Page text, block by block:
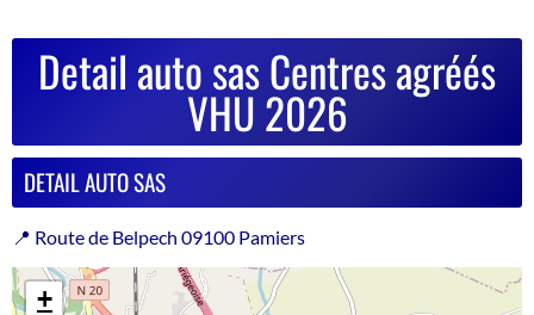
Detail auto sas Centres agréés
VHU 2026
DETAIL AUTO SAS
📍 Route de Belpech 09100 Pamiers
+